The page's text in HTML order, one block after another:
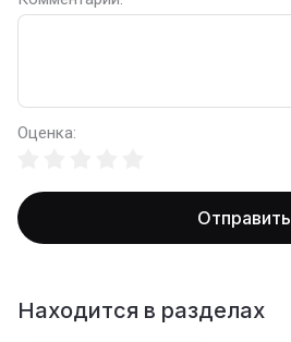
Оценка:
Отправить
Находится в разделах